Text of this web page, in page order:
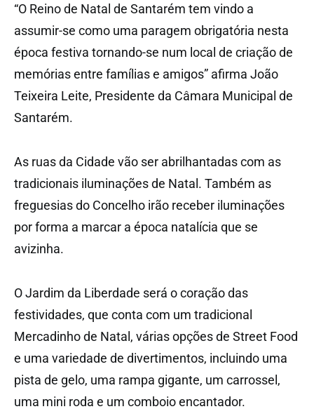
“O Reino de Natal de Santarém tem vindo a
assumir-se como uma paragem obrigatória nesta
época festiva tornando-se num local de criação de
memórias entre famílias e amigos” afirma João
Teixeira Leite, Presidente da Câmara Municipal de
Santarém.
As ruas da Cidade vão ser abrilhantadas com as
tradicionais iluminações de Natal. Também as
freguesias do Concelho irão receber iluminações
por forma a marcar a época natalícia que se
avizinha.
O Jardim da Liberdade será o coração das
festividades, que conta com um tradicional
Mercadinho de Natal, várias opções de Street Food
e uma variedade de divertimentos, incluindo uma
pista de gelo, uma rampa gigante, um carrossel,
uma mini roda e um comboio encantador.